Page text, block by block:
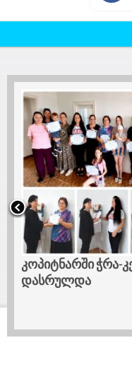
კოპიტნარში ჭრა-
დასრულდა